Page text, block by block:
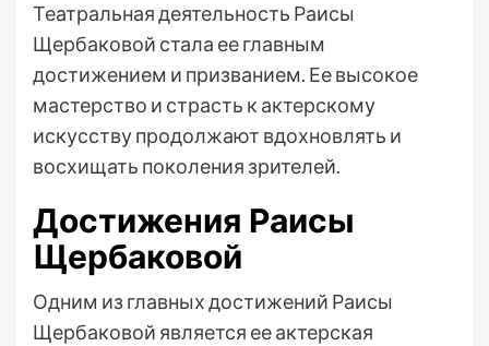
Театральная деятельность Раисы
Щербаковой стала ее главным
достижением и призванием. Ее высокое
мастерство и страсть к актерскому
искусству продолжают вдохновлять и
восхищать поколения зрителей.
Достижения Раисы
Щербаковой
Одним из главных достижений Раисы
Щербаковой является ее актерская